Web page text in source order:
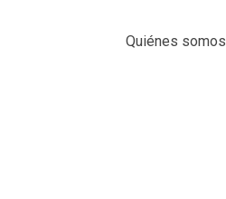
Quiénes somos